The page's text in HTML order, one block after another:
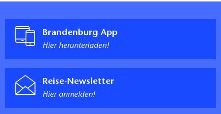
Brandenburg App
Hier herunterladen!
Reise-Newsletter
Hier anmelden!